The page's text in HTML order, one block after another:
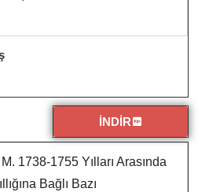
İNDİR
1738-1755 Yılları Arasında
Bağlı Bazı